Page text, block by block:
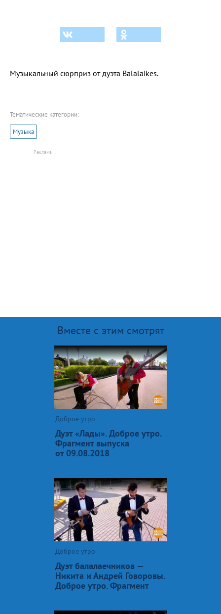
Музыкальный сюрприз от дуэта Balalaikes.
Тематические категории:
Музыка
Вместе с этим смотрят
Доброе утро
Дуэт «Лады». Доброе утро.
Фрагмент выпуска
от 09.08.2018
Доброе утро
Дуэт балалаечников —
Никита и Андрей Говоровы.
Доброе утро. Фрагмент